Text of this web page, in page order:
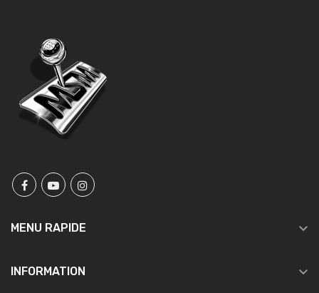
MENU RAPIDE 
INFORMATION 